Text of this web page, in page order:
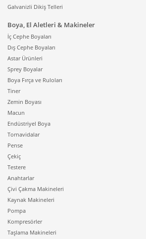
Galvanizli Dikiş Telleri
Boya, El Aletleri & Makineler
İç Cephe Boyaları
Dış Cephe Boyaları
Astar Ürünleri
Sprey Boyalar
Boya Fırça ve Ruloları
Tiner
Zemin Boyası
Macun
Endüstriyel Boya
Tornavidalar
Pense
Çekiç
Testere
Anahtarlar
Çivi Çakma Makineleri
Kaynak Makineleri
Pompa
Kompresörler
Taşlama Makineleri